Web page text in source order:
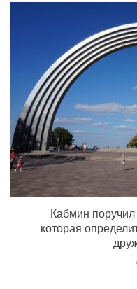
Кабмин поручил
которая